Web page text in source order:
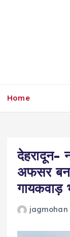
Home
देहरादून-
अफसर बन
गायकवाड़
jagmohan